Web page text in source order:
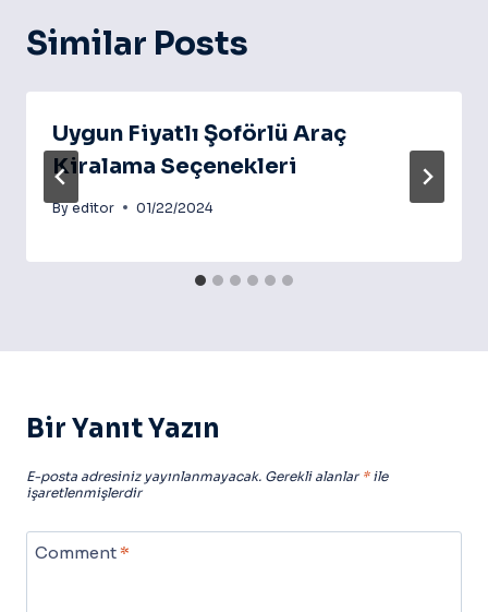
Similar Posts
Uygun Fiyatlı Şoförlü Araç
Kiralama Seçenekleri
By editor 01/22/2024
Bir Yanıt Yazın
E-posta adresiniz yayınlanmayacak. Gerekli alanlar *ile
işaretlenmişlerdir
Comment*